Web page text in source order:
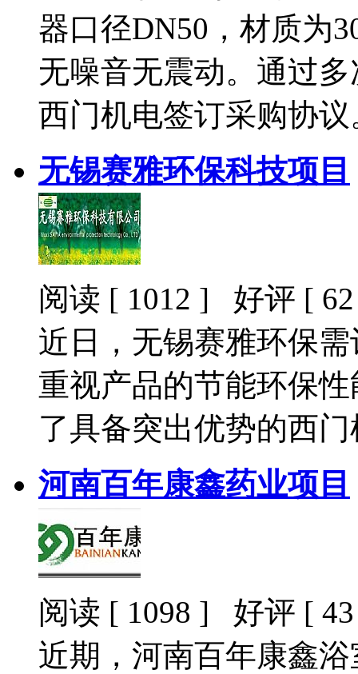
器口径DN50，材质为
无噪音无震动。通过
西门机电签订采购协
无锡赛雅环保科技项目
阅读 [ 1012 ] 好评 [
近日，无锡赛雅环保
重视产品的节能环保
了具备突出优势的西
河南百年康鑫药业项目
阅读 [ 1098 ] 好评 [
近期，河南百年康鑫